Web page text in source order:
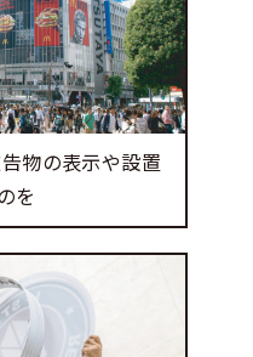
物の表示や設置
を